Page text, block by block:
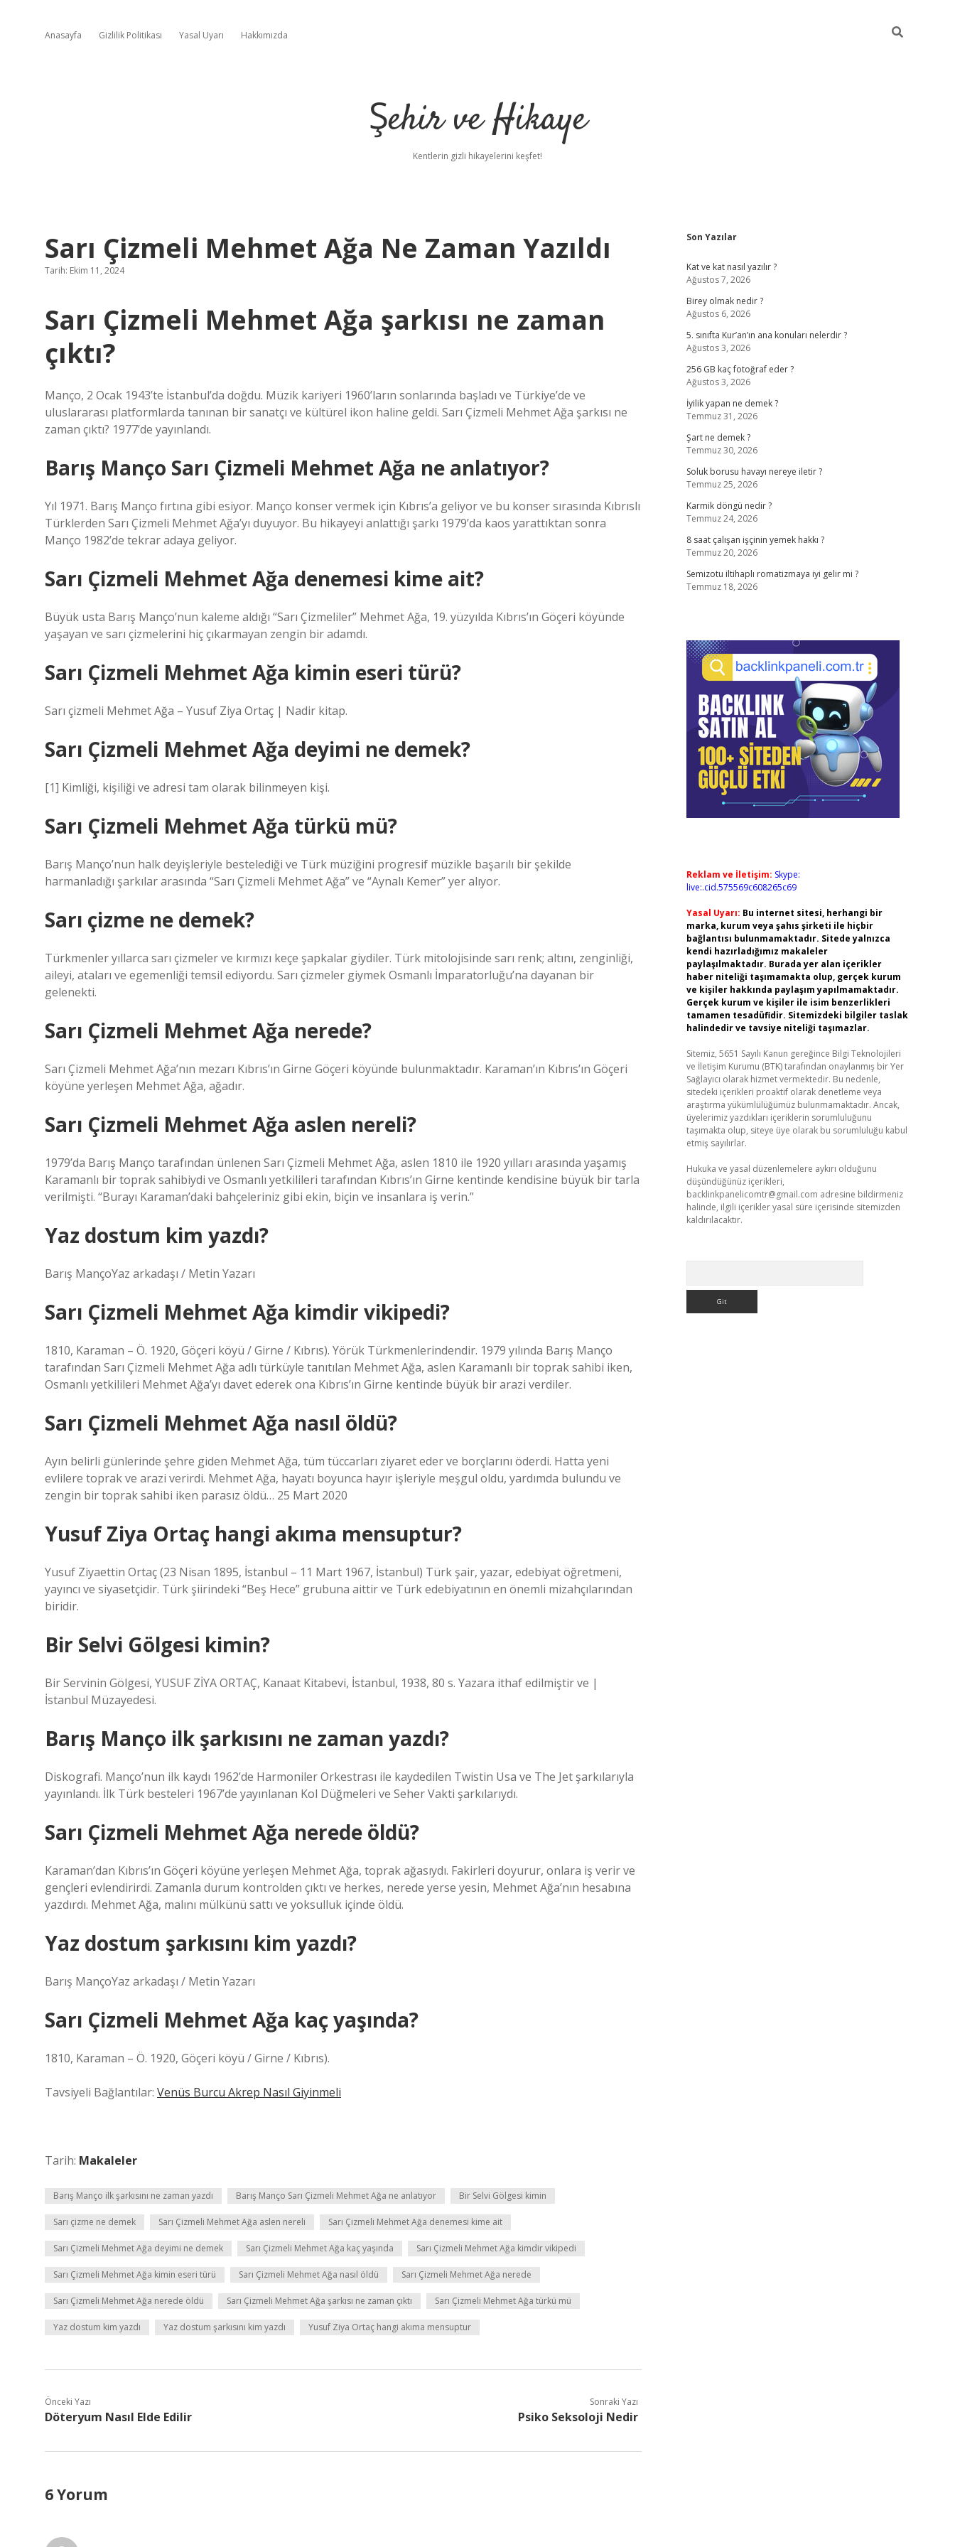
Anasayfa Gizlilik Politikası Yasal Uyarı Hakkımızda
Şehir ve Hikaye
Kentlerin gizli hikayelerini keşfet!
Sarı Çizmeli Mehmet Ağa Ne Zaman Yazıldı
Tarih: Ekim 11, 2024
Sarı Çizmeli Mehmet Ağa şarkısı ne zaman
çıktı?
Manço, 2 Ocak 1943’te İstanbul’da doğdu. Müzik kariyeri 1960’ların sonlarında başladı ve Türkiye’de ve
uluslararası platformlarda tanınan bir sanatçı ve kültürel ikon haline geldi. Sarı Çizmeli Mehmet Ağa şarkısı ne
zaman çıktı? 1977’de yayınlandı.
Barış Manço Sarı Çizmeli Mehmet Ağa ne anlatıyor?
Yıl 1971. Barış Manço fırtına gibi esiyor. Manço konser vermek için Kıbrıs’a geliyor ve bu konser sırasında Kıbrıslı
Türklerden Sarı Çizmeli Mehmet Ağa’yı duyuyor. Bu hikayeyi anlattığı şarkı 1979’da kaos yarattıktan sonra
Manço 1982’de tekrar adaya geliyor.
Sarı Çizmeli Mehmet Ağa denemesi kime ait?
Büyük usta Barış Manço’nun kaleme aldığı “Sarı Çizmeliler” Mehmet Ağa, 19. yüzyılda Kıbrıs’ın Göçeri köyünde
yaşayan ve sarı çizmelerini hiç çıkarmayan zengin bir adamdı.
Sarı Çizmeli Mehmet Ağa kimin eseri türü?
Sarı çizmeli Mehmet Ağa – Yusuf Ziya Ortaç | Nadir kitap.
Sarı Çizmeli Mehmet Ağa deyimi ne demek?
[1] Kimliği, kişiliği ve adresi tam olarak bilinmeyen kişi.
Sarı Çizmeli Mehmet Ağa türkü mü?
Barış Manço’nun halk deyişleriyle bestelediği ve Türk müziğini progresif müzikle başarılı bir şekilde
harmanladığı şarkılar arasında “Sarı Çizmeli Mehmet Ağa” ve “Aynalı Kemer” yer alıyor.
Sarı çizme ne demek?
Türkmenler yıllarca sarı çizmeler ve kırmızı keçe şapkalar giydiler. Türk mitolojisinde sarı renk; altını, zenginliği,
aileyi, ataları ve egemenliği temsil ediyordu. Sarı çizmeler giymek Osmanlı İmparatorluğu’na dayanan bir
gelenekti.
Sarı Çizmeli Mehmet Ağa nerede?
Sarı Çizmeli Mehmet Ağa’nın mezarı Kıbrıs’ın Girne Göçeri köyünde bulunmaktadır. Karaman’ın Kıbrıs’ın Göçeri
köyüne yerleşen Mehmet Ağa, ağadır.
Sarı Çizmeli Mehmet Ağa aslen nereli?
1979’da Barış Manço tarafından ünlenen Sarı Çizmeli Mehmet Ağa, aslen 1810 ile 1920 yılları arasında yaşamış
Karamanlı bir toprak sahibiydi ve Osmanlı yetkilileri tarafından Kıbrıs’ın Girne kentinde kendisine büyük bir tarla
verilmişti. “Burayı Karaman’daki bahçeleriniz gibi ekin, biçin ve insanlara iş verin.”
Yaz dostum kim yazdı?
Barış MançoYaz arkadaşı / Metin Yazarı
Sarı Çizmeli Mehmet Ağa kimdir vikipedi?
1810, Karaman – Ö. 1920, Göçeri köyü / Girne / Kıbrıs). Yörük Türkmenlerindendir. 1979 yılında Barış Manço
tarafından Sarı Çizmeli Mehmet Ağa adlı türküyle tanıtılan Mehmet Ağa, aslen Karamanlı bir toprak sahibi iken,
Osmanlı yetkilileri Mehmet Ağa’yı davet ederek ona Kıbrıs’ın Girne kentinde büyük bir arazi verdiler.
Sarı Çizmeli Mehmet Ağa nasıl öldü?
Ayın belirli günlerinde şehre giden Mehmet Ağa, tüm tüccarları ziyaret eder ve borçlarını öderdi. Hatta yeni
evlilere toprak ve arazi verirdi. Mehmet Ağa, hayatı boyunca hayır işleriyle meşgul oldu, yardımda bulundu ve
zengin bir toprak sahibi iken parasız öldü… 25 Mart 2020
Yusuf Ziya Ortaç hangi akıma mensuptur?
Yusuf Ziyaettin Ortaç (23 Nisan 1895, İstanbul – 11 Mart 1967, İstanbul) Türk şair, yazar, edebiyat öğretmeni,
yayıncı ve siyasetçidir. Türk şiirindeki “Beş Hece” grubuna aittir ve Türk edebiyatının en önemli mizahçılarından
biridir.
Bir Selvi Gölgesi kimin?
Bir Servinin Gölgesi, YUSUF ZİYA ORTAÇ, Kanaat Kitabevi, İstanbul, 1938, 80 s. Yazara ithaf edilmiştir ve |
İstanbul Müzayedesi.
Barış Manço ilk şarkısını ne zaman yazdı?
Diskografi. Manço’nun ilk kaydı 1962’de Harmoniler Orkestrası ile kaydedilen Twistin Usa ve The Jet şarkılarıyla
yayınlandı. İlk Türk besteleri 1967’de yayınlanan Kol Düğmeleri ve Seher Vakti şarkılarıydı.
Sarı Çizmeli Mehmet Ağa nerede öldü?
Karaman’dan Kıbrıs’ın Göçeri köyüne yerleşen Mehmet Ağa, toprak ağasıydı. Fakirleri doyurur, onlara iş verir ve
gençleri evlendirirdi. Zamanla durum kontrolden çıktı ve herkes, nerede yerse yesin, Mehmet Ağa’nın hesabına
yazdırdı. Mehmet Ağa, malını mülkünü sattı ve yoksulluk içinde öldü.
Yaz dostum şarkısını kim yazdı?
Barış MançoYaz arkadaşı / Metin Yazarı
Sarı Çizmeli Mehmet Ağa kaç yaşında?
1810, Karaman – Ö. 1920, Göçeri köyü / Girne / Kıbrıs).
Tavsiyeli Bağlantılar: Venüs Burcu Akrep Nasıl Giyinmeli
Tarih: Makaleler
Barış Manço ilk şarkısını ne zaman yazdı Barış Manço Sarı Çizmeli Mehmet Ağa ne anlatıyor Bir Selvi Gölgesi kimin
Sarı çizme ne demek Sarı Çizmeli Mehmet Ağa aslen nereli Sarı Çizmeli Mehmet Ağa denemesi kime ait
Sarı Çizmeli Mehmet Ağa deyimi ne demek Sarı Çizmeli Mehmet Ağa kaç yaşında Sarı Çizmeli Mehmet Ağa kimdir vikipedi
Sarı Çizmeli Mehmet Ağa kimin eseri türü Sarı Çizmeli Mehmet Ağa nasıl öldü Sarı Çizmeli Mehmet Ağa nerede
Sarı Çizmeli Mehmet Ağa nerede öldü Sarı Çizmeli Mehmet Ağa şarkısı ne zaman çıktı Sarı Çizmeli Mehmet Ağa türkü mü
Yaz dostum kim yazdı Yaz dostum şarkısını kim yazdı Yusuf Ziya Ortaç hangi akıma mensuptur
Önceki Yazı
Döteryum Nasıl Elde Edilir
Sonraki Yazı
Psiko Seksoloji Nedir
6 Yorum
Sidebar
Son Yazılar
Kat ve kat nasıl yazılır ?
Ağustos 7, 2026
Birey olmak nedir ?
Ağustos 6, 2026
5. sınıfta Kur’an’ın ana konuları nelerdir ?
Ağustos 3, 2026
256 GB kaç fotoğraf eder ?
Ağustos 3, 2026
İyilik yapan ne demek ?
Temmuz 31, 2026
Şart ne demek ?
Temmuz 30, 2026
Soluk borusu havayı nereye iletir ?
Temmuz 25, 2026
Karmik döngü nedir ?
Temmuz 24, 2026
8 saat çalışan işçinin yemek hakkı ?
Temmuz 20, 2026
Semizotu iltihaplı romatizmaya iyi gelir mi ?
Temmuz 18, 2026
Reklam ve İletişim: Skype:
live:.cid.575569c608265c69
Yasal Uyarı: Bu internet sitesi, herhangi bir
marka, kurum veya şahıs şirketi ile hiçbir
bağlantısı bulunmamaktadır. Sitede yalnızca
kendi hazırladığımız makaleler
paylaşılmaktadır. Burada yer alan içerikler
haber niteliği taşımamakta olup, gerçek kurum
ve kişiler hakkında paylaşım yapılmamaktadır.
Gerçek kurum ve kişiler ile isim benzerlikleri
tamamen tesadüfidir. Sitemizdeki bilgiler taslak
halindedir ve tavsiye niteliği taşımazlar.
Sitemiz, 5651 Sayılı Kanun gereğince Bilgi Teknolojileri
ve İletişim Kurumu (BTK) tarafından onaylanmış bir Yer
Sağlayıcı olarak hizmet vermektedir. Bu nedenle,
sitedeki içerikleri proaktif olarak denetleme veya
araştırma yükümlülüğümüz bulunmamaktadır. Ancak,
üyelerimiz yazdıkları içeriklerin sorumluluğunu
taşımakta olup, siteye üye olarak bu sorumluluğu kabul
etmiş sayılırlar.
Hukuka ve yasal düzenlemelere aykırı olduğunu
düşündüğünüz içerikleri,
backlinkpanelicomtr@gmail.com adresine bildirmeniz
halinde, ilgili içerikler yasal süre içerisinde sitemizden
kaldırılacaktır.